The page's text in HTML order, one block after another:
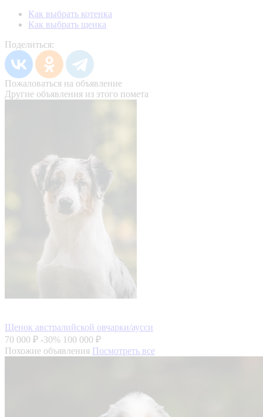
Как выбрать котенка
Как выбрать щенка
Поделиться:
Пожаловаться на объявление
Другие объявления из этого помета
Щенок австралийской овчарки/аусси
70 000 ₽ -30% 100 000 ₽
Похожие объявления Посмотреть все